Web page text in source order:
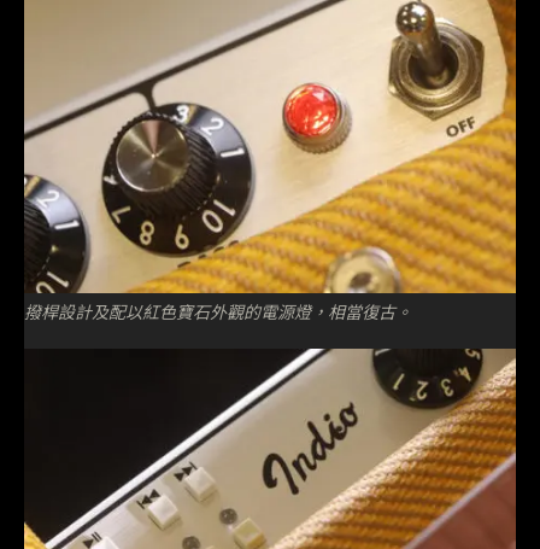
撥桿設計及配以紅色寶石外觀的電源燈，相當復古。